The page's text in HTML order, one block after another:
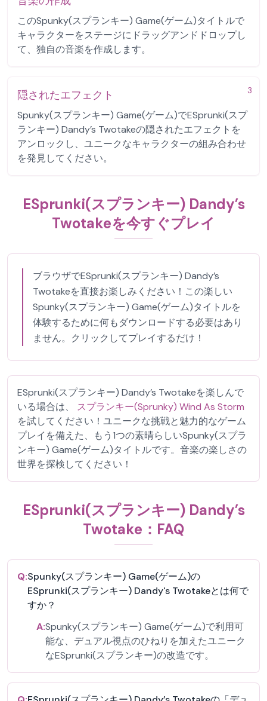
このSpunky(スプランキー) Game(ゲーム)タイトルで
キャラクターをステージにドラッグアンドドロップし
て、独自の音楽を作成します。
3
隠されたエフェクト
Spunky(スプランキー) Game(ゲーム)でESprunki(スプ
ランキー) Dandy’s Twotakeの隠されたエフェクトを
アンロックし、ユニークなキャラクターの組み合わせ
を発見してください。
ESprunki(スプランキー) Dandy’s
Twotakeを今すぐプレイ
ブラウザでESprunki(スプランキー) Dandy’s
Twotakeを直接お楽しみください！この楽しい
Spunky(スプランキー) Game(ゲーム)タイトルを
体験するために何もダウンロードする必要はあり
ません。クリックしてプレイするだけ！
ESprunki(スプランキー) Dandy’s Twotakeを楽しんで
いる場合は、
スプランキー(Sprunky) Wind As Storm
を試してください！ユニークな挑戦と魅力的なゲーム
プレイを備えた、もう1つの素晴らしいSpunky(スプラ
ンキー) Game(ゲーム)タイトルです。音楽の楽しさの
世界を探検してください！
ESprunki(スプランキー) Dandy’s
Twotake：FAQ
Q:Spunky(スプランキー) Game(ゲーム)の
ESprunki(スプランキー) Dandy's Twotakeとは何で
すか？
A:Spunky(スプランキー) Game(ゲーム)で利用可
能な、デュアル視点のひねりを加えたユニーク
なESprunki(スプランキー)の改造です。